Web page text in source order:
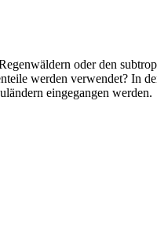
oder den
werden verwendet? In
eingegangen werden.